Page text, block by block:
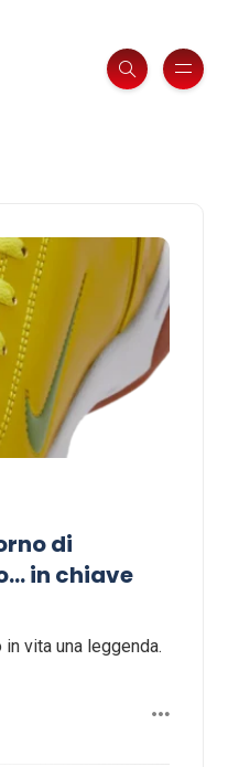
di
in chiave
in vita una leggenda.